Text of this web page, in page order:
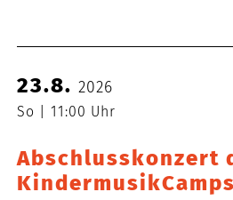
23.8.2026
So 11:00 Uhr
Abschlusskonzert